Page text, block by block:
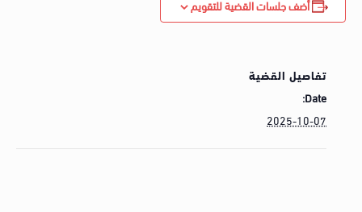
أضف جلسات القضية للتقويم
تفاصيل القضية
Date:
2025-10-07